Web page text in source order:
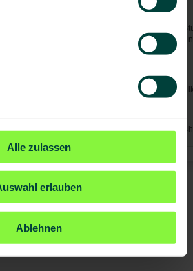
Alle zulassen
erlauben
Ablehnen
Entwicklung der Symptome in 3
Verwirrungszustände,
komaähnlich im Endstadium.
Spezielle Medikamente in
Vermeidung von